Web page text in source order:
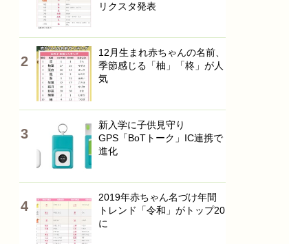
リクスタ発表
12月生まれ赤ちゃんの名前、
季節感じる「柚」「柊」が人
気
新入学に子供見守り
GPS「BoTトーク」IC連携で
進化
2019年赤ちゃん名づけ年間
トレンド「令和」がトップ20
に